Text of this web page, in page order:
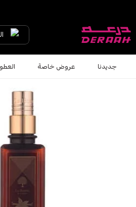
جديدنا عروض خاصة